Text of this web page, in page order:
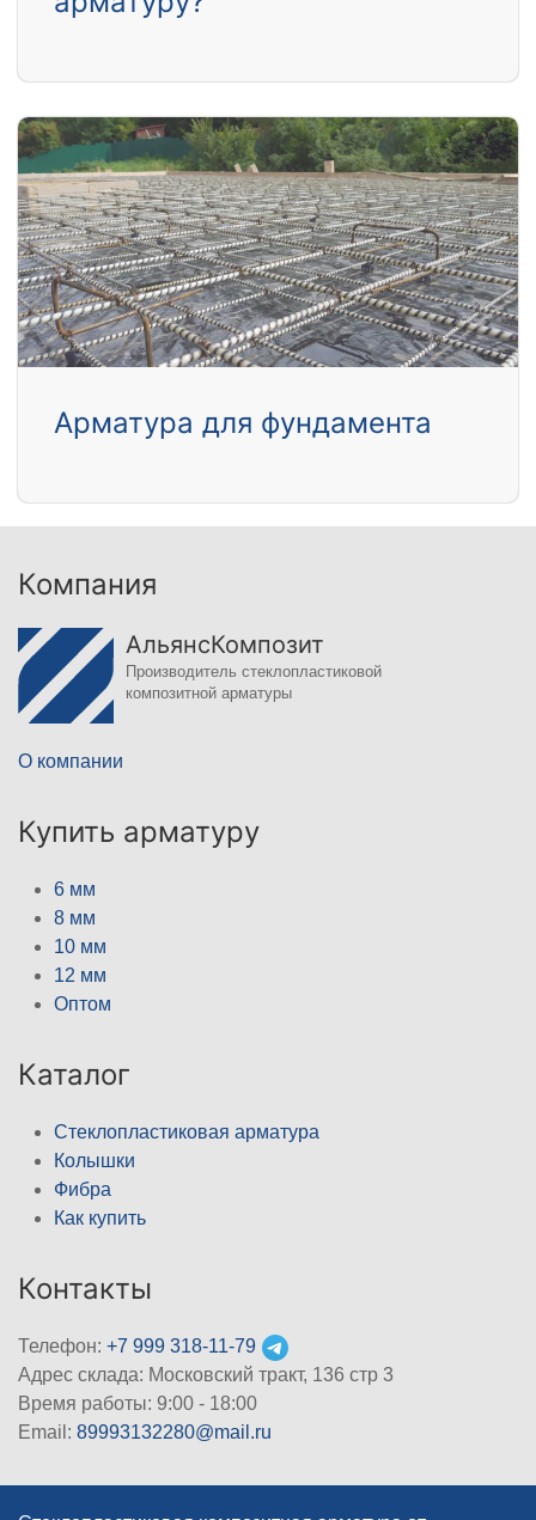
Арматура для фундамента
Компания
АльянсКомпозит
Производитель стеклопластиковой
композитной арматуры
О компании
Купить арматуру
6 мм
8 мм
10 мм
12 мм
Оптом
Каталог
Стеклопластиковая арматура
Колышки
Фибра
Как купить
Контакты
Телефон: +7 999 318-11-79
Адрес склада: Московский тракт, 136 стр 3
Время работы: 9:00 - 18:00
Email: 89993132280@mail.ru